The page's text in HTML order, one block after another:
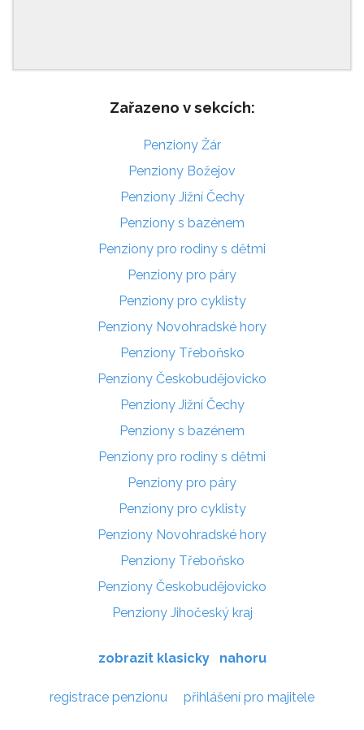
Zařazeno v sekcích:
Penziony Žár
Penziony Božejov
Penziony Jižní Čechy
Penziony s bazénem
Penziony pro rodiny s dětmi
Penziony pro páry
Penziony pro cyklisty
Penziony Novohradské hory
Penziony Třeboňsko
Penziony Českobudějovicko
Penziony Jižní Čechy
Penziony s bazénem
Penziony pro rodiny s dětmi
Penziony pro páry
Penziony pro cyklisty
Penziony Novohradské hory
Penziony Třeboňsko
Penziony Českobudějovicko
Penziony Jihočeský kraj
zobrazit klasicky nahoru
registrace penzionu přihlášení pro majitele